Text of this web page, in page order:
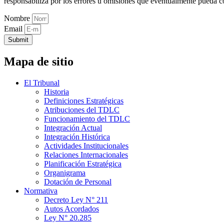
Nombre
Email
Submit
Mapa de sitio
El Tribunal
Historia
Definiciones Estratégicas
Atribuciones del TDLC
Funcionamiento del TDLC
Integración Actual
Integración Histórica
Actividades Institucionales
Relaciones Internacionales
Planificación Estratégica
Organigrama
Dotación de Personal
Normativa
Decreto Ley N° 211
Autos Acordados
Ley N° 20.285